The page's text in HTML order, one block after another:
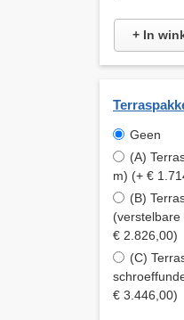
+ In
Geen
(A)
m) (+ €
(B)
€ 2.826,00)
(C)
€ 3.446,00)